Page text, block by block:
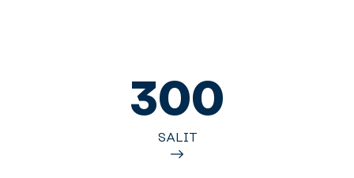
300
SALIT